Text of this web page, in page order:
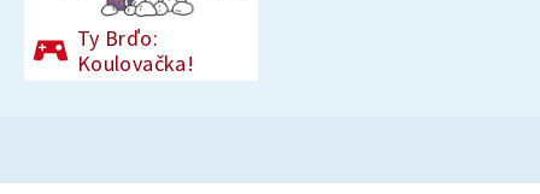
Ty Brďo:
Koulovačka!